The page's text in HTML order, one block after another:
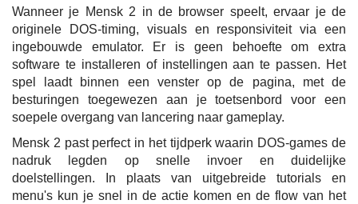
Wanneer je Mensk 2 in de browser speelt, ervaar je de
originele DOS-timing, visuals en responsiviteit via een
ingebouwde emulator. Er is geen behoefte om extra
software te installeren of instellingen aan te passen. Het
spel laadt binnen een venster op de pagina, met de
besturingen toegewezen aan je toetsenbord voor een
soepele overgang van lancering naar gameplay.
Mensk 2 past perfect in het tijdperk waarin DOS-games de
nadruk legden op snelle invoer en duidelijke
doelstellingen. In plaats van uitgebreide tutorials en
menu's kun je snel in de actie komen en de flow van het